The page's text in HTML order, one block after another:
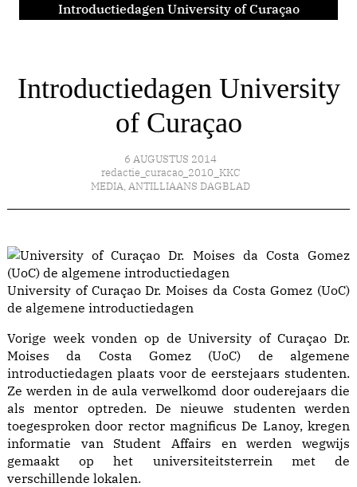
Introductiedagen University of Curaçao
Introductiedagen University
of Curaçao
6 AUGUSTUS 2014
redactie_curacao_2010_KKC
MEDIA, ANTILLIAANS DAGBLAD
University of Curaçao Dr. Moises da Costa Gomez (UoC)
de algemene introductiedagen
Vorige week vonden op de University of Curaçao Dr.
Moises da Costa Gomez (UoC) de algemene
introductiedagen plaats voor de eerstejaars studenten.
Ze werden in de aula verwelkomd door ouderejaars die
als mentor optreden. De nieuwe studenten werden
toegesproken door rector magnificus De Lanoy, kregen
informatie van Student Affairs en werden wegwijs
gemaakt op het universiteitsterrein met de
verschillende lokalen.